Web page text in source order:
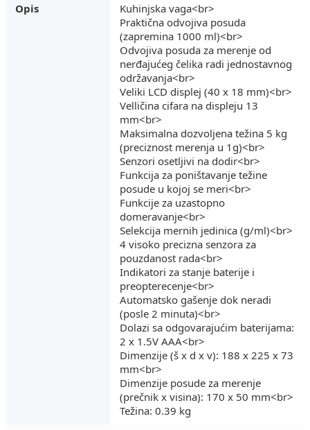
Opis
Kuhinjska vaga<br>
Praktična odvojiva posuda
(zapremina 1000 ml)<br>
Odvojiva posuda za merenje od
nerđajućeg čelika radi jednostavnog
održavanja<br>
Veliki LCD displej (40 x 18 mm)<br>
Velličina cifara na displeju 13
mm<br>
Maksimalna dozvoljena težina 5 kg
(preciznost merenja u 1g)<br>
Senzori osetljivi na dodir<br>
Funkcija za poništavanje težine
posude u kojoj se meri<br>
Funkcije za uzastopno
domeravanje<br>
Selekcija mernih jedinica (g/ml)<br>
4 visoko precizna senzora za
pouzdanost rada<br>
Indikatori za stanje baterije i
preopterecenje<br>
Automatsko gašenje dok neradi
(posle 2 minuta)<br>
Dolazi sa odgovarajućim baterijama:
2 x 1.5V AAA<br>
Dimenzije (š x d x v): 188 x 225 x 73
mm<br>
Dimenzije posude za merenje
(prečnik x visina): 170 x 50 mm<br>
Težina: 0.39 kg